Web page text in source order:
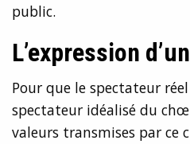
public.
L’expression
Pour que le spectateur
spectateur idéalisé du
valeurs transmises par ce